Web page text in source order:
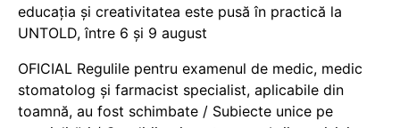
educația și creativitatea este pusă în practică la
UNTOLD, între 6 și 9 august
OFICIAL Regulile pentru examenul de medic, medic
stomatolog și farmacist specialist, aplicabile din
toamnă, au fost schimbate / Subiecte unice pe